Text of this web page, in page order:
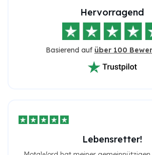
Hervorragend
Basierend auf über 100
Lebensretter!